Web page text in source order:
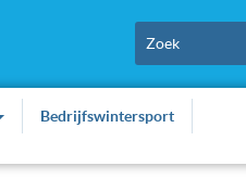
Bedrijfswintersport